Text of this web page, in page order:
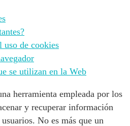
uso de cookies
se utilizan en la Web
herramienta empleada por los
y recuperar información
No es más que un